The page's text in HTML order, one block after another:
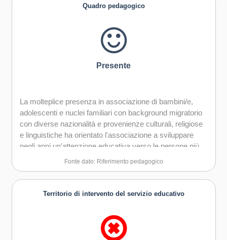
Quadro pedagogico
Presente
La molteplice presenza in associazione di bambini/e,
adolescenti e nuclei familiari con background migratorio
con diverse nazionalità e provenienze culturali, religiose
e linguistiche ha orientato l'associazione a sviluppare
negli anni un'attenzione educativa verso le persone più
vulnerabili e marginalizzate nei contesti sociali ed
L'associazione ha investito in progettazioni che
aiutassero a creare una visione e un operato inclusivi e
con background migratorio fossero una preoccupazione
e un obiettivo che stavano a cuore a tutti.
Fonte dato: Riferimento pedagogico
Territorio di intervento del servizio educativo